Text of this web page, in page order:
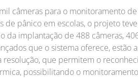
câmeras para o monitoramento
de pânico em escolas, o projeto
da implantação de 488 câmeras,
que o sistema oferece, estão
que permitem o
possibilitando o